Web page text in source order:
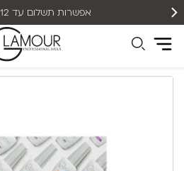
אפשרות תשלום עד 12 תשלומים